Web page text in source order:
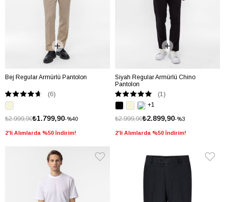
Bej Regular Armürlü Pantolon
(6)
%40
₺1.799,90
₺2.999,90
2'li Alımlarda %50 İndirim!
Siyah Regular Armürlü Chino
Pantolon
(1)
+1
%3
₺2.899,90
₺2.999,90
2'li Alımlarda %50 İndirim!